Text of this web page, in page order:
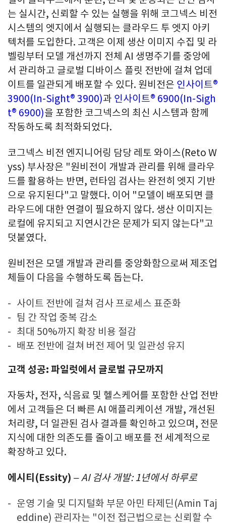
는 실시간, 신뢰할 수 있는 실행을 위해 코그넥스 비전
시스템의 엣지에서 실행되는 클라우드 투 엣지 아키
텍처를 도입한다. 고객은 이제 생산 이미지 수집 및 라
벨링부터 모델 개선까지 전체 AI 생명주기를 중앙에
서 관리하고 글로벌 디바이스 플릿 전반에 걸쳐 업데
이트를 일관되게 배포할 수 있다. 원비전은 인사이트®
3900(In-Sight® 3900)과 인사이트® 6900(In-Sigh
t® 6900)을 포함한 코그넥스의 최신 시스템과 함께
작동하도록 최적화되었다.
코그넥스 비전 엔지니어링 담당 레토 와이스(Reto W
yss) 부사장은 "원비전이 개발과 관리를 위해 클라우
드를 활용하는 반면, 런타임 검사는 완전히 엣지 기반
으로 유지된다"고 말했다. 이어 "모델이 배포되면 클
라우드에 대한 연결이 필요하지 않다. 생산 이미지는
로컬에 유지되고 지연시간은 문제가 되지 않는다"고
덧붙였다.
원비전은 모델 개발과 관리를 중앙화함으로써 제조업
체들이 다음을 수행하도록 돕는다.
사이트 전반에 걸쳐 검사 프로세스 표준화
팀 간 작업 중복 감소
최대 50%까지 확장 비용 절감
배포 전반에 걸쳐 버전 제어 및 일관성 유지
고객 성공: 파일럿에서 글로벌 규모까지
자동차, 전자, 식음료 및 헬스케어를 포함한 산업 전반
에서 고객들은 더 빠른 AI 애플리케이션 개발, 개선된
처리량, 더 일관된 검사 결과를 확인하고 있으며, 전문
지식에 대한 의존도를 줄이고 배포를 전 세계적으로
확장하고 있다.
에시티(Essity) – AI 검사 개발: 1년에서 하루로
운영 기술 및 디지털화 부문 아민 타제딘(Amin Taj
eddine) 관리자는 "이전 접근법으로는 신뢰할 수